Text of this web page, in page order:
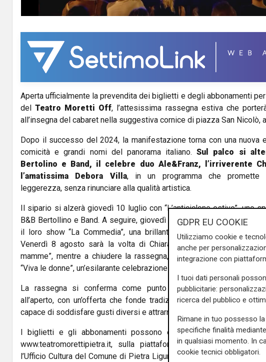
Aperta ufficialmente la prevendita dei biglietti e degli abbonamenti
delTeatro Moretti Off, l’attesissima rassegna estiva che
all’insegna del cabaret nella suggestiva cornice di piazza San Nicolò, a
Dopo il successo del 2024, la manifestazione torna con una nuova
comicità e grandi nomi del panorama italiano.Sul palco si
Bertolino e Band, il celebre duo Ale&Franz, l’irriverente
l’amatissima Debora Villa, in un programma che promette
leggerezza, senza rinunciare alla qualità artistica.
Il sipario si alzerà giovedì 10 luglio con “L’anticiclone estivo”, uno
B&B Bertollino e Band. A seguire, giovedì 24 luglio, saliranno sul
il loro show “La Commedia”, una brillante riflessione comica
Venerdì 8 agosto sarà la volta di Chiara Anicito con “Cammela
mamme”, mentre a chiudere la rassegna, giovedì 21 agosto, sarà
“Viva le donne”, un’esilarante celebrazione del mondo femminile.
La rassegna si conferma come punto di riferimento
all’aperto, con un’offerta che fonde tradizione e innovazione,
capace di soddisfare gusti diversi e attrarre spettatori da tutto il
I biglietti e gli abbonamenti possono essere acquistati online
www.teatromorettipietra.it, sulla piattaforma
l’Ufficio Cultura del Comune di Pietra Ligure (orari: lun-ven 10:00-
GDPR EU COOKIE
Utilizziamo cookie e
anche per
integrazione con
I tuoi dati personali
pubblicitarie:
ricerca del pubblico e
Rimane in tuo possesso
specifiche finalità
in qualsiasi momento. In
cookie tecnici obbligatori.